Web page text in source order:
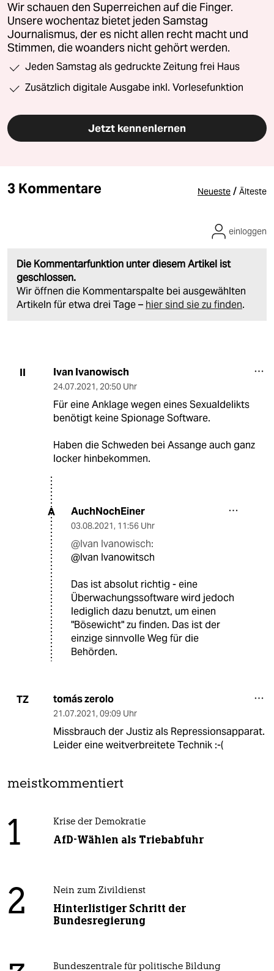
Wir schauen den Superreichen auf die Finger.
Unsere wochentaz bietet jeden Samstag
Journalismus, der es nicht allen recht macht und
Stimmen, die woanders nicht gehört werden.
Jeden Samstag als gedruckte Zeitung frei Haus
Zusätzlich digitale Ausgabe inkl. Vorlesefunktion
Jetzt kennenlernen
3 Kommentare Neueste / Älteste
Die Kommentarfunktion unter diesem Artikel ist
geschlossen.
Wir öffnen die Kommentarspalte bei ausgewählten
Artikeln für etwa drei Tage – hier sind sie zu finden.
einloggen
II Ivan Ivanowisch
24.07.2021, 20:50 Uhr
Für eine Anklage wegen eines Sexualdelikts
benötigt keine Spionage Software.
Haben die Schweden bei Assange auch ganz
locker hinbekommen.
A AuchNochEiner
03.08.2021, 11:56 Uhr
@Ivan Ivanowisch:
@Ivan Ivanowitsch
Das ist absolut richtig - eine
Überwachungssoftware wird jedoch
lediglich dazu benutzt, um einen
"Bösewicht" zu finden. Das ist der
einzige sinnvolle Weg für die
Behörden.
TZ tomás zerolo
21.07.2021, 09:09 Uhr
Missbrauch der Justiz als Repressionsapparat.
Leider eine weitverbreitete Technik :-(
meistkommentiert
1 Krise der Demokratie
AfD-Wählen als Triebabfuhr
2 Nein zum Zivildienst
Hinterlistiger Schritt der
Bundesregierung
Bundeszentrale für politische Bildung